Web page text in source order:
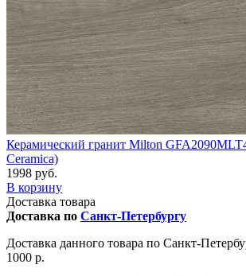
Керамический гранит Milton
Ceramica)
1998 руб.
В корзину
Доставка товара
Доставка по Санкт-Петербургу
Доставка данного товара по Санкт-
1000 р.